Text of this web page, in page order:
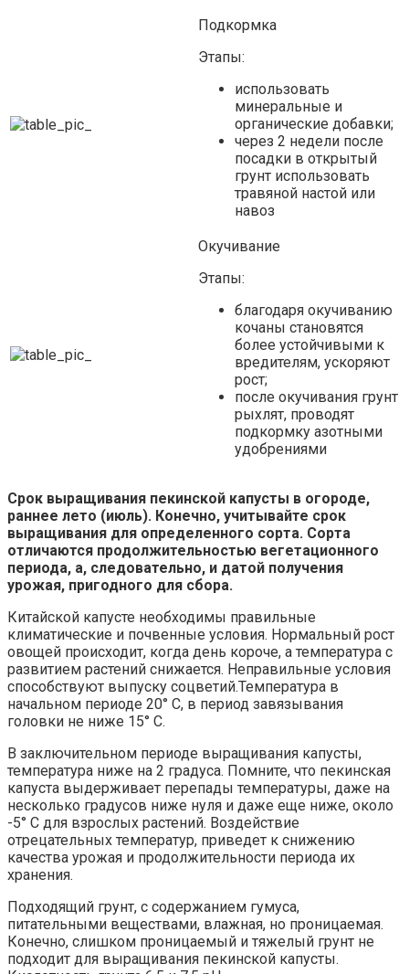
Подкормка
Этапы:
использовать
минеральные и
органические добавки;
через 2 недели после
посадки в открытый
грунт использовать
травяной настой или
навоз
Окучивание
Этапы:
благодаря окучиванию
кочаны становятся
более устойчивыми к
вредителям, ускоряют
рост;
после окучивания грунт
рыхлят, проводят
подкормку азотными
удобрениями
Срок выращивания пекинской капусты в огороде,
раннее лето (июль). Конечно, учитывайте срок
выращивания для определенного сорта. Сорта
отличаются продолжительностью вегетационного
периода, а, следовательно, и датой получения
урожая, пригодного для сбора.
Китайской капусте необходимы правильные
климатические и почвенные условия. Нормальный рост
овощей происходит, когда день короче, а температура с
развитием растений снижается. Неправильные условия
способствуют выпуску соцветий.Температура в
начальном периоде 20° C, в период завязывания
головки не ниже 15° C.
В заключительном периоде выращивания капусты,
температура ниже на 2 градуса. Помните, что пекинская
капуста выдерживает перепады температуры, даже на
несколько градусов ниже нуля и даже еще ниже, около
-5° C для взрослых растений. Воздействие
отрецательных температур, приведет к снижению
качества урожая и продолжительности периода их
хранения.
Подходящий грунт, с содержанием гумуса,
питательными веществами, влажная, но проницаемая.
Конечно, слишком проницаемый и тяжелый грунт не
подходит для выращивания пекинской капусты.